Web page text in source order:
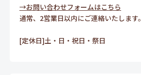
→お問い合わせフォームはこちら
通常、2営業日以内にご連絡いたします。
[定休日]土・日・祝日・祭日